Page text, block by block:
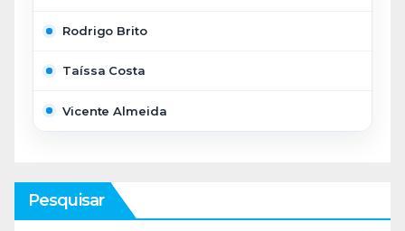
Rodrigo Brito
Taíssa Costa
Vicente Almeida
Pesquisar